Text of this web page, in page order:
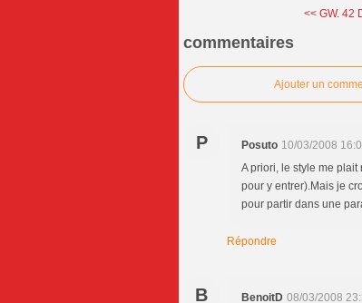
<< GW. 42
commentaires
Ajouter un
P Posuto 10/03/2008
A priori, le style me
pour y entrer).Mais je
pour partir dans une
Répondre
B BenoitD 08/03/2008